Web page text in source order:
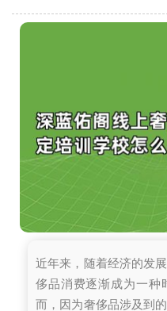
近年来，随着经济的发
侈品消费逐渐成为一种
而，因为奢侈品涉及到